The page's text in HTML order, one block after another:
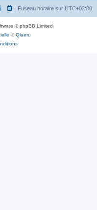
Fuseau horaire sur UTC+02:00
© phpBB Limited
©Qiaeru